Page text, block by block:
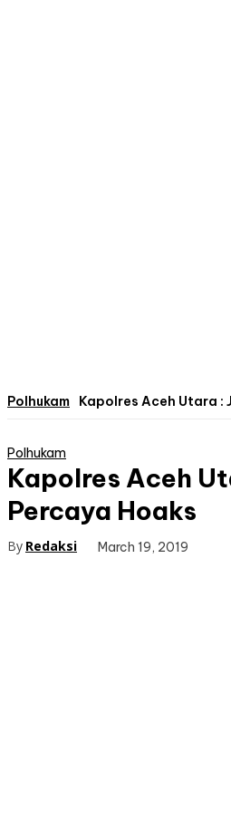
Polhukam Kapolres Aceh Utara :
Polhukam
Kapolres Aceh
Percaya Hoaks
By Redaksi March 19, 2019